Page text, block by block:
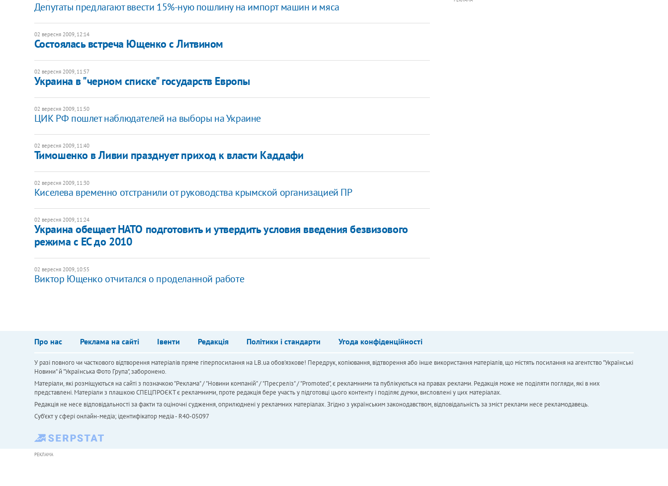
Депутаты предлагают ввести 15%-ную пошлину на импорт машин и мяса
02 вересня 2009, 12:14
Состоялась встреча Ющенко с Литвином
02 вересня 2009, 11:57
Украина в "черном списке" государств Европы
02 вересня 2009, 11:50
ЦИК РФ пошлет наблюдателей на выборы на Украине
02 вересня 2009, 11:40
Тимошенко в Ливии празднует приход к власти Каддафи
02 вересня 2009, 11:30
Киселева временно отстранили от руководства крымской организацией ПР
02 вересня 2009, 11:24
Украина обещает НАТО подготовить и утвердить условия введения безвизового
режима с ЕС до 2010
02 вересня 2009, 10:55
Виктор Ющенко отчитался о проделанной работе
Про нас Реклама на сайті Івенти Редакція Політики і стандарти Угода конфіденційності
У разі повного чи часткового відтворення матеріалів пряме гіперпосилання на LB.ua обов'язкове! Передрук, копіювання, відтворення або інше використання матеріалів, що містять посилання на агентство "Українськi
Новини" й "Українська Фото Група", заборонено.
Матеріали, які розміщуються на сайті з позначкою "Реклама" / "Новини компаній" / "Пресреліз" / "Promoted", є рекламними та публікуються на правах реклами. Редакція може не поділяти погляди, які в них
представлені. Матеріали з плашкою СПЕЦПРОЄКТ є рекламними, проте редакція бере участь у підготовці цього контенту і поділяє думки, висловлені у цих матеріалах.
Редакція не несе відповідальності за факти та оціночні судження, оприлюднені у рекламних матеріалах. Згідно з українським законодавством, відповідальність за зміст реклами несе рекламодавець.
Cуб'єкт у сфері онлайн-медіа; ідентифікатор медіа - R40-05097
РЕКЛАМА